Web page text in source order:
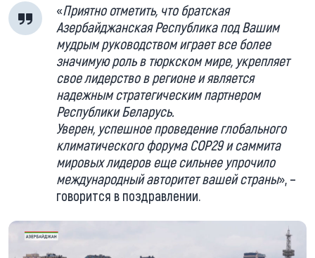
«Приятно отметить, что братская
Азербайджанская Республика под Вашим
мудрым руководством играет все более
значимую роль в тюркском мире, укрепляет
свое лидерство в регионе и является
надежным стратегическим партнером
Республики Беларусь.
Уверен, успешное проведение глобального
климатического форума COP29 и саммита
мировых лидеров еще сильнее упрочило
международный авторитет вашей страны», –
говорится в поздравлении.